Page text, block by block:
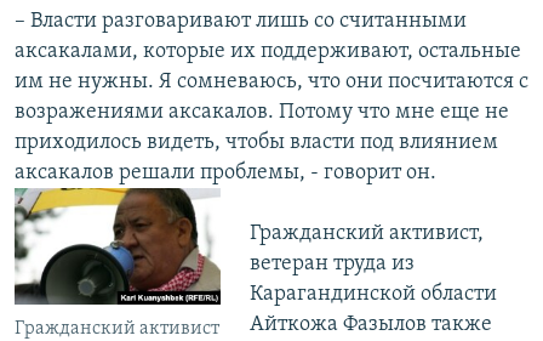
– Власти разговаривают лишь со считанными
аксакалами, которые их поддерживают, остальные
им не нужны. Я сомневаюсь, что они посчитаются с
возражениями аксакалов. Потому что мне еще не
приходилось видеть, чтобы власти под влиянием
аксакалов решали проблемы, - говорит он.
Гражданский активист
Гражданский активист,
ветеран труда из
Карагандинской области
Айткожа Фазылов также